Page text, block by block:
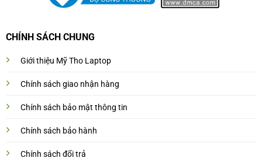
CHÍNH SÁCH CHUNG
Giới thiệu Mỹ Tho Laptop
Chính sách giao nhận hàng
Chính sách bảo mật thông tin
Chính sách bảo hành
Chính sách đổi trả